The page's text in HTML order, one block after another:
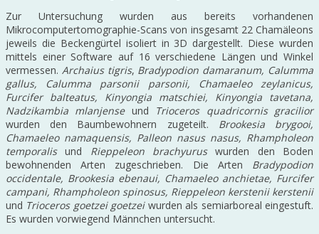
Zur Untersuchung wurden aus bereits vorhandenen
Mikrocomputertomographie-Scans von insgesamt 22 Chamäleons
jeweils die Beckengürtel isoliert in 3D dargestellt. Diese wurden
mittels einer Software auf 16 verschiedene Längen und Winkel
vermessen. Archaius tigris, Bradypodion damaranum, Calumma
gallus, Calumma parsonii parsonii, Chamaeleo zeylanicus,
Furcifer balteatus, Kinyongia matschiei, Kinyongia tavetana,
Nadzikambia mlanjenseund Trioceros quadricornis gracilior
wurden den Baumbewohnern zugeteilt. Brookesia brygooi,
Chamaeleo namaquensis, Palleon nasus nasus, Rhampholeon
temporalisund Rieppeleon brachyuruswurden den Boden
bewohnenden Arten zugeschrieben. Die Arten Bradypodion
occidentale, Brookesia ebenaui, Chamaeleo anchietae, Furcifer
campani, Rhampholeon spinosus, Rieppeleon kerstenii kerstenii
und Trioceros goetzei goetzeiwurden als semiarboreal eingestuft.
Es wurden vorwiegend Männchen untersucht.